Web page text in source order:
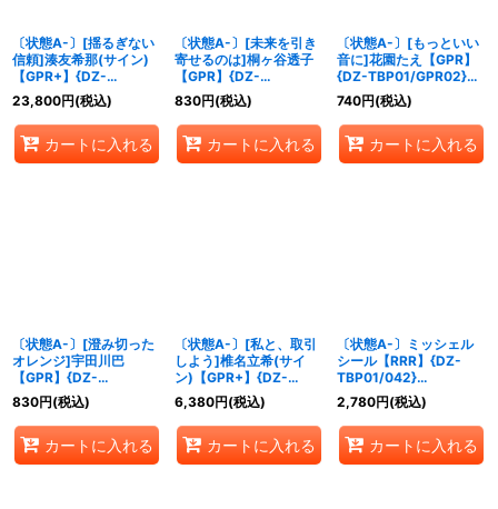
〔状態A-〕[揺るぎない
信頼]湊友希那(サイン)
【GPR+】{DZ-
TBP01/GPR+16}
《BanGDream!》
23,800円(税込)
カートに入れる
〔状態A-〕[未来を引き
寄せるのは]桐ヶ谷透子
【GPR】{DZ-
TBP01/GPR27}
《BanGDream!》
830円(税込)
カートに入れる
〔状態A-〕[もっといい
音に]花園たえ【GPR】
{DZ-TBP01/GPR02}
《BanGDream!》
740円(税込)
カートに入れる
〔状態A-〕[澄み切った
オレンジ]宇田川巴
【GPR】{DZ-
TBP01/GPR09}
《BanGDream!》
830円(税込)
カートに入れる
〔状態A-〕[私と、取引
しよう]椎名立希(サイ
ン)【GPR+】{DZ-
TBP01/GPR+40}
《BanGDream!》
6,380円(税込)
カートに入れる
〔状態A-〕ミッシェル
シール【RRR】{DZ-
TBP01/042}
《BanGDream!》
2,780円(税込)
カートに入れる